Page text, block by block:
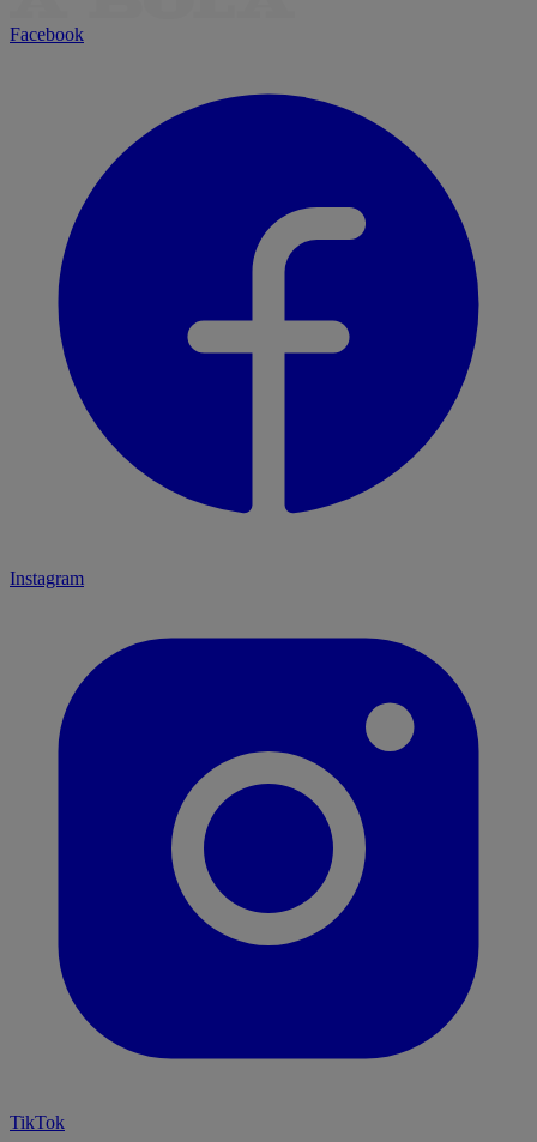
Facebook
Instagram
TikTok